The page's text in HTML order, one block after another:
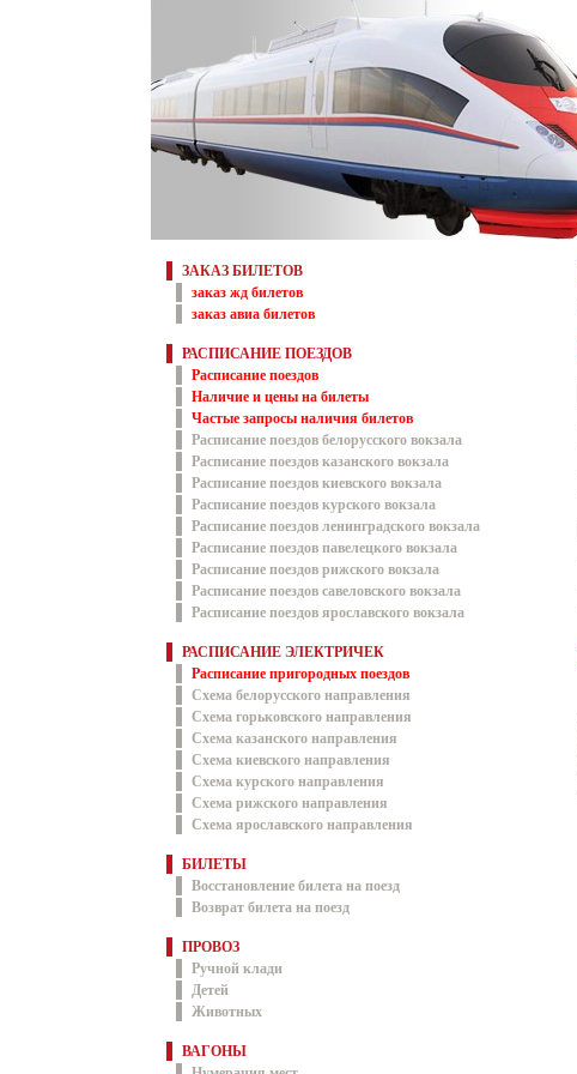
ЗАКАЗ БИЛЕТОВ
заказ жд билетов
заказ авиа билетов
РАСПИСАНИЕ ПОЕЗДОВ
Расписание поездов
Наличие и цены на билеты
Частые запросы наличия билетов
Расписание поездов белорусского вокзала
Расписание поездов казанского вокзала
Расписание поездов киевского вокзала
Расписание поездов курского вокзала
Расписание поездов ленинградского вокзала
Расписание поездов павелецкого вокзала
Расписание поездов рижского вокзала
Расписание поездов савеловского вокзала
Расписание поездов ярославского вокзала
РАСПИСАНИЕ ЭЛЕКТРИЧЕК
Расписание пригородных поездов
Схема белорусского направления
Схема горьковского направления
Схема казанского направления
Схема киевского направления
Схема курского направления
Схема рижского направления
Схема ярославского направления
БИЛЕТЫ
Восстановление билета на поезд
Возврат билета на поезд
ПРОВОЗ
Ручной клади
Детей
Животных
ВАГОНЫ